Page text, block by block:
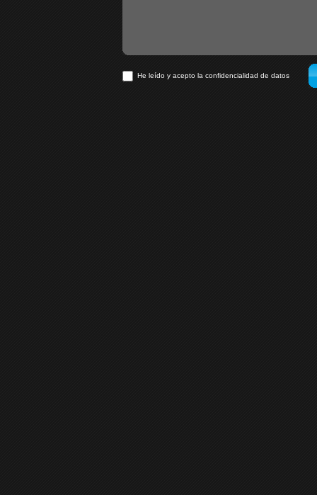
He leído y acepto la confidencialidad de datos